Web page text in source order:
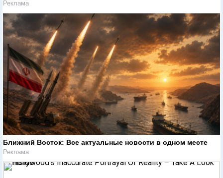
Реклама
Ближний Восток: Все актуальные новости в одном месте
Реклама